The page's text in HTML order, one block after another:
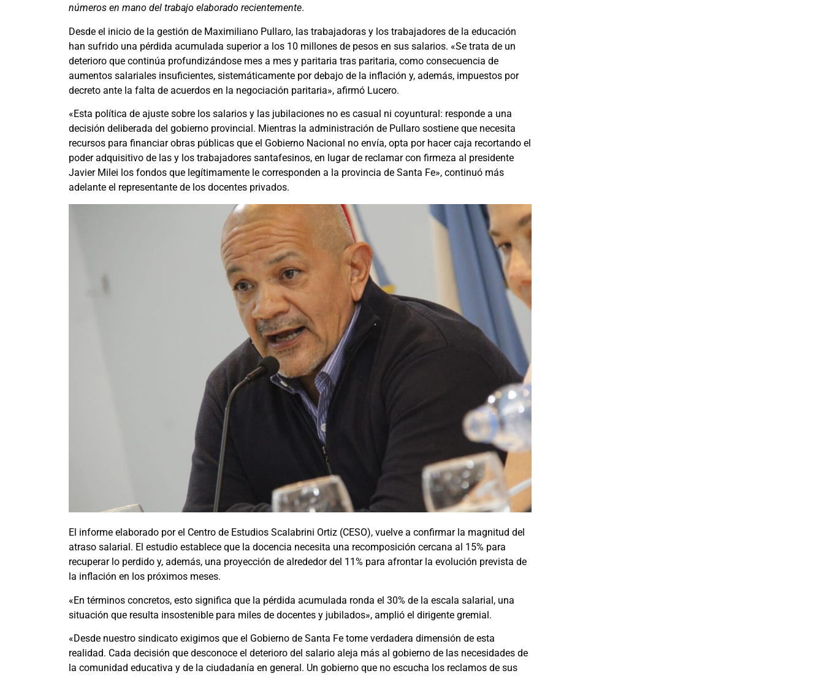
números en mano del trabajo elaborado recientemente.
Desde el inicio de la gestión de Maximiliano Pullaro, las trabajadoras y los trabajadores de la educación
han sufrido una pérdida acumulada superior a los 10 millones de pesos en sus salarios. «Se trata de un
deterioro que continúa profundizándose mes a mes y paritaria tras paritaria, como consecuencia de
aumentos salariales insuficientes, sistemáticamente por debajo de la inflación y, además, impuestos por
decreto ante la falta de acuerdos en la negociación paritaria», afirmó Lucero.
«Esta política de ajuste sobre los salarios y las jubilaciones no es casual ni coyuntural: responde a una
decisión deliberada del gobierno provincial. Mientras la administración de Pullaro sostiene que necesita
recursos para financiar obras públicas que el Gobierno Nacional no envía, opta por hacer caja recortando el
poder adquisitivo de las y los trabajadores santafesinos, en lugar de reclamar con firmeza al presidente
Javier Milei los fondos que legítimamente le corresponden a la provincia de Santa Fe», continuó más
adelante el representante de los docentes privados.
El informe elaborado por el Centro de Estudios Scalabrini Ortiz (CESO), vuelve a confirmar la magnitud del
atraso salarial. El estudio establece que la docencia necesita una recomposición cercana al 15% para
recuperar lo perdido y, además, una proyección de alrededor del 11% para afrontar la evolución prevista de
la inflación en los próximos meses.
«En términos concretos, esto significa que la pérdida acumulada ronda el 30% de la escala salarial, una
situación que resulta insostenible para miles de docentes y jubilados», amplió el dirigente gremial.
«Desde nuestro sindicato exigimos que el Gobierno de Santa Fe tome verdadera dimensión de esta
realidad. Cada decisión que desconoce el deterioro del salario aleja más al gobierno de las necesidades de
la comunidad educativa y de la ciudadanía en general. Un gobierno que no escucha los reclamos de sus